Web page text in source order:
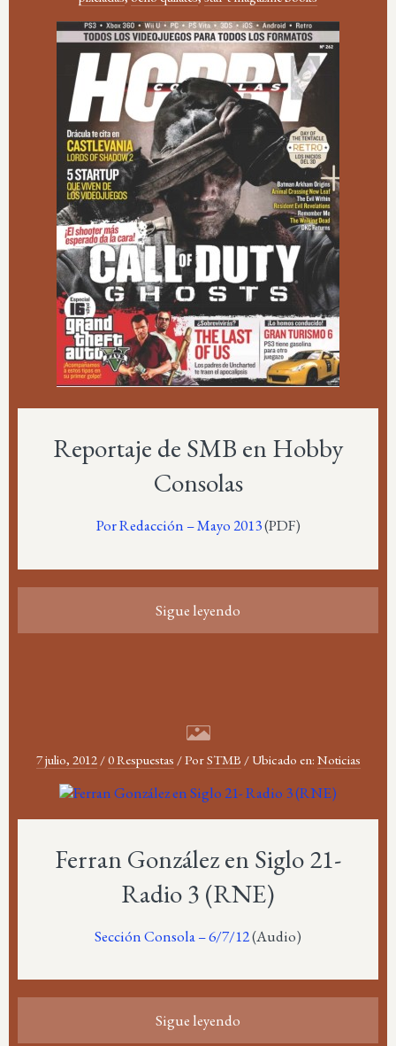
Reportaje de SMB en Hobby
Consolas
Por Redacción – Mayo 2013(PDF)
Sigue leyendo
7 julio, 2012 /0 Respuestas /PorSTMB / Ubicado en: Noticias
Ferran González en Siglo 21-
Radio 3 (RNE)
Sección Consola – 6/7/12(Audio)
Sigue leyendo